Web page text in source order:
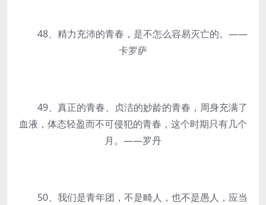
48、精力充沛的青春，是不怎么容易灭亡的。——
卡罗萨
49、真正的青春、贞洁的妙龄的青春，周身充满了
血液，体态轻盈而不可侵犯的青春，这个时期只有几个
月。——罗丹
50、我们是青年团，不是畸人，也不是愚人，应当